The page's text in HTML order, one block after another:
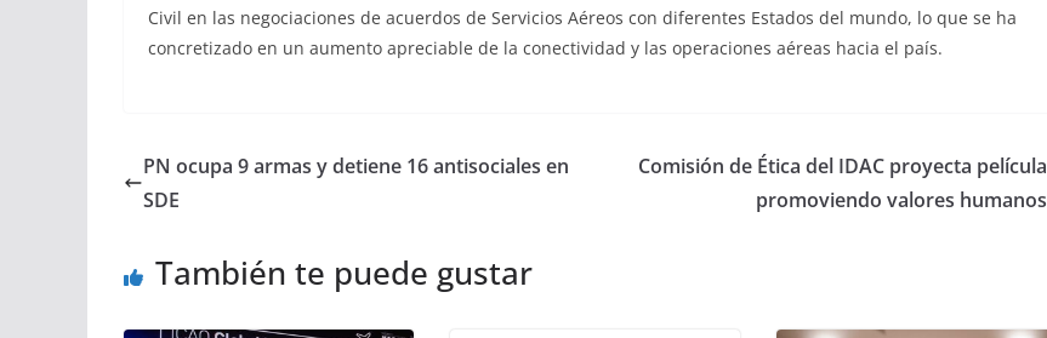
Civil en las negociaciones de acuerdos de Servicios Aéreos con diferentes Estados del mundo, lo que se ha
concretizado en un aumento apreciable de la conectividad y las operaciones aéreas hacia el país.
PN ocupa 9 armas y detiene 16 antisociales en
SDE
Comisión de Ética del IDAC proyecta película
promoviendo valores humanos
También te puede gustar